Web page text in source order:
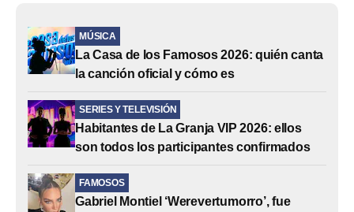
MÚSICA
La Casa de los Famosos 2026: quién canta
la canción oficial y cómo es
SERIES Y TELEVISIÓN
Habitantes de La Granja VIP 2026: ellos
son todos los participantes confirmados
FAMOSOS
Gabriel Montiel ‘Werevertumorro’, fue